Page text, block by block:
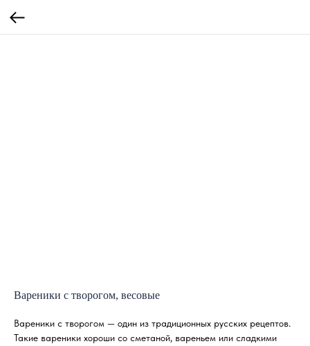
Вареники с творогом, весовые
Вареники с творогом — один из традиционных русских рецептов.
Такие вареники хороши со сметаной, вареньем или сладкими